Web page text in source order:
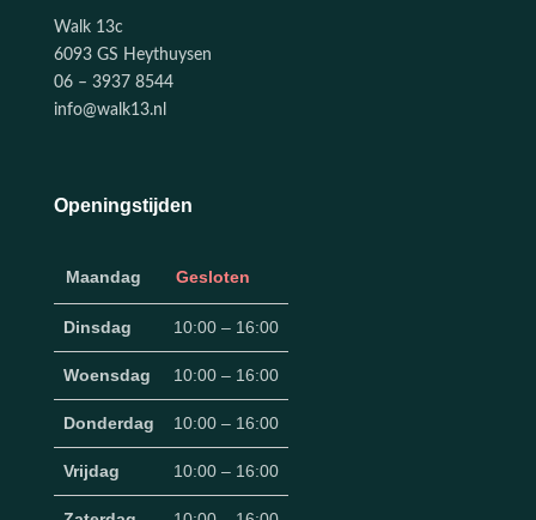
Walk 13c
6093 GS Heythuysen
06 – 3937 8544
info@walk13.nl
Openingstijden
Maandag Gesloten
Dinsdag 10:00 – 16:00
Woensdag 10:00 – 16:00
Donderdag 10:00 – 16:00
Vrijdag 10:00 – 16:00